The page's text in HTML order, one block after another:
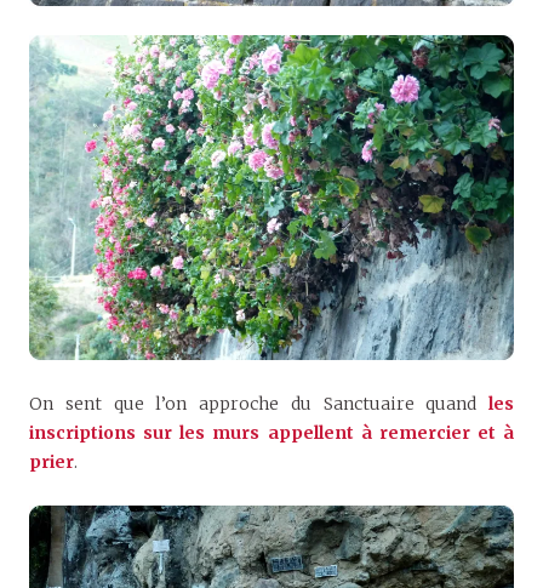
On sent que l’on approche du Sanctuaire quand les
inscriptions sur les murs appellent à remercier et à
prier.